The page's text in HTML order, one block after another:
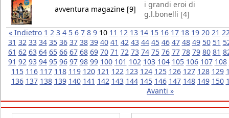
avventura magazine [9]
i grandi eroi di
g.l.bonelli [4]
« Indietro 1 2 3 4 5 6 7 8 9 10 11 12 13 14 15 16 17 18 19 20 21
31 32 33 34 35 36 37 38 39 40 41 42 43 44 45 46 47 48 49 50 51
61 62 63 64 65 66 67 68 69 70 71 72 73 74 75 76 77 78 79 80 81
91 92 93 94 95 96 97 98 99 100 101 102 103 104 105 106 107 108
115 116 117 118 119 120 121 122 123 124 125 126 127 128 129
136 137 138 139 140 141 142 143 144 145 146 147 148 149 150
Avanti »